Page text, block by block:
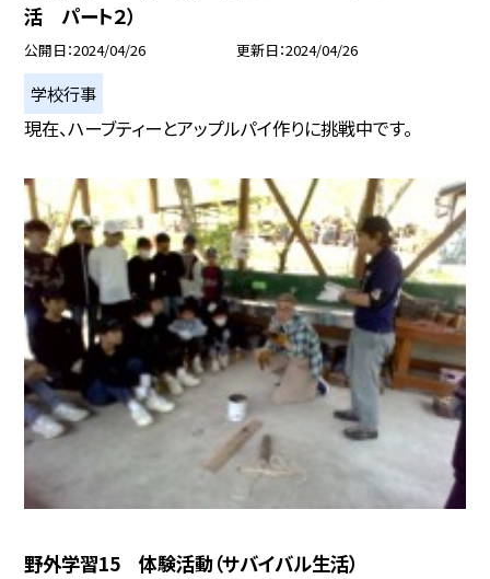
活 パート２）
公開日 2024/04/26 更新日 2024/04/26
学校行事
現在、ハーブティーとアップルパイ作りに挑戦中です。
野外学習15 体験活動（サバイバル生活）